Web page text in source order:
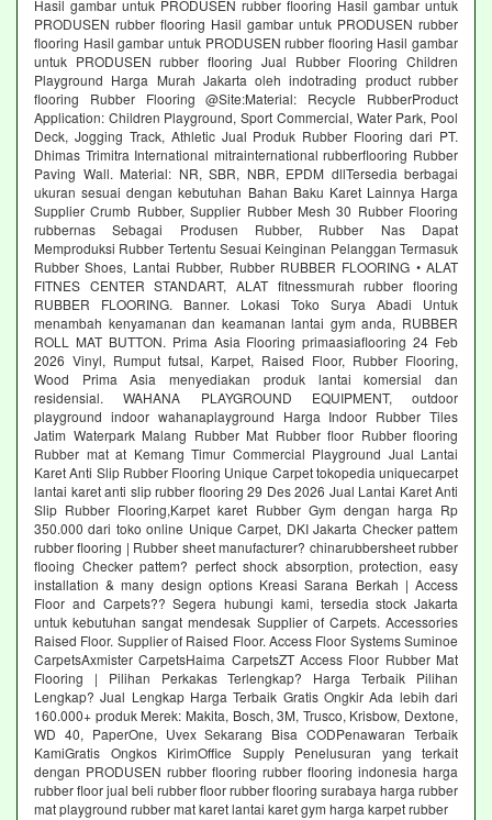
Hasil gambar untuk PRODUSEN rubber flooring Hasil gambar untuk
PRODUSEN rubber flooring Hasil gambar untuk PRODUSEN rubber
flooring Hasil gambar untuk PRODUSEN rubber flooring Hasil gambar
untuk PRODUSEN rubber flooring Jual Rubber Flooring Children
Playground Harga Murah Jakarta oleh indotrading product rubber
flooring Rubber Flooring @Site:Material: Recycle RubberProduct
Application: Children Playground, Sport Commercial, Water Park, Pool
Deck, Jogging Track, Athletic Jual Produk Rubber Flooring dari PT.
Dhimas Trimitra International mitrainternational rubberflooring Rubber
Paving Wall. Material: NR, SBR, NBR, EPDM dllTersedia berbagai
ukuran sesuai dengan kebutuhan Bahan Baku Karet Lainnya Harga
Supplier Crumb Rubber, Supplier Rubber Mesh 30 Rubber Flooring
rubbernas Sebagai Produsen Rubber, Rubber Nas Dapat
Memproduksi Rubber Tertentu Sesuai Keinginan Pelanggan Termasuk
Rubber Shoes, Lantai Rubber, Rubber RUBBER FLOORING • ALAT
FITNES CENTER STANDART, ALAT fitnessmurah rubber flooring
RUBBER FLOORING. Banner. Lokasi Toko Surya Abadi Untuk
menambah kenyamanan dan keamanan lantai gym anda, RUBBER
ROLL MAT BUTTON. Prima Asia Flooring primaasiaflooring 24 Feb
2026 Vinyl, Rumput futsal, Karpet, Raised Floor, Rubber Flooring,
Wood Prima Asia menyediakan produk lantai komersial dan
residensial. WAHANA PLAYGROUND EQUIPMENT, outdoor
playground indoor wahanaplayground Harga Indoor Rubber Tiles
Jatim Waterpark Malang Rubber Mat Rubber floor Rubber flooring
Rubber mat at Kemang Timur Commercial Playground Jual Lantai
Karet Anti Slip Rubber Flooring Unique Carpet tokopedia uniquecarpet
lantai karet anti slip rubber flooring 29 Des 2026 Jual Lantai Karet Anti
Slip Rubber Flooring,Karpet karet Rubber Gym dengan harga Rp
350.000 dari toko online Unique Carpet, DKI Jakarta Checker pattem
rubber flooring | Rubber sheet manufacturer? chinarubbersheet rubber
flooing Checker pattem? perfect shock absorption, protection, easy
installation & many design options Kreasi Sarana Berkah | Access
Floor and Carpets?? Segera hubungi kami, tersedia stock Jakarta
untuk kebutuhan sangat mendesak Supplier of Carpets. Accessories
Raised Floor. Supplier of Raised Floor. Access Floor Systems Suminoe
CarpetsAxmister CarpetsHaima CarpetsZT Access Floor Rubber Mat
Flooring | Pilihan Perkakas Terlengkap? Harga Terbaik Pilihan
Lengkap? Jual Lengkap Harga Terbaik Gratis Ongkir Ada lebih dari
160.000+ produk Merek: Makita, Bosch, 3M, Trusco, Krisbow, Dextone,
WD 40, PaperOne, Uvex Sekarang Bisa CODPenawaran Terbaik
KamiGratis Ongkos KirimOffice Supply Penelusuran yang terkait
dengan PRODUSEN rubber flooring rubber flooring indonesia harga
rubber floor jual beli rubber floor rubber flooring surabaya harga rubber
mat playground rubber mat karet lantai karet gym harga karpet rubber